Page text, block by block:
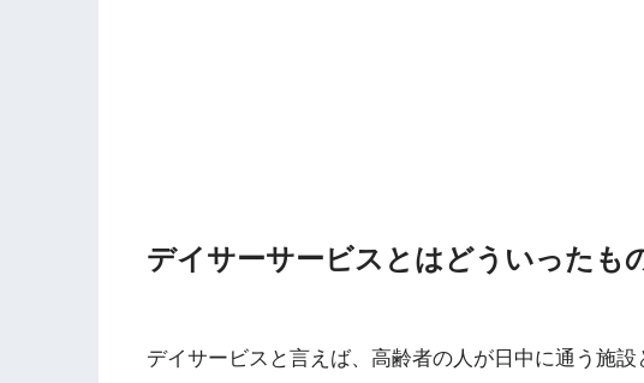
デイサーサービスとはどういったも
デイサービスと言えば、高齢者の人が日中に通う施